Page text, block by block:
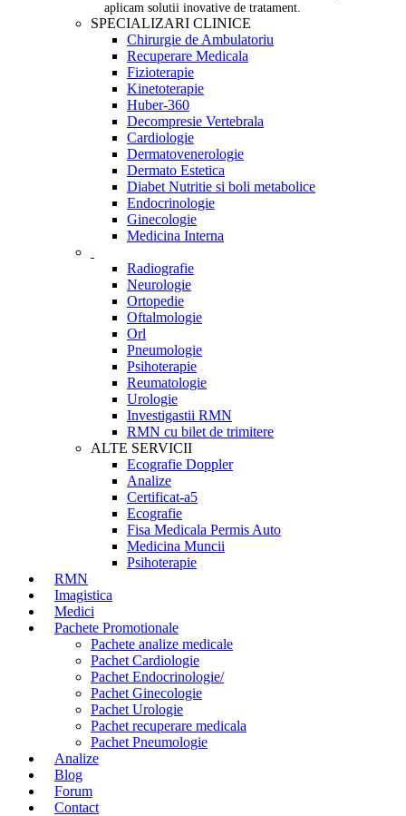
aplicam solutii inovative de tratament.
SPECIALIZARI CLINICE
Chirurgie de Ambulatoriu
Recuperare Medicala
Fizioterapie
Kinetoterapie
Huber-360
Decompresie Vertebrala
Cardiologie
Dermatovenerologie
Dermato Estetica
Diabet Nutritie si boli metabolice
Endocrinologie
Ginecologie
Medicina Interna
Radiografie
Neurologie
Ortopedie
Oftalmologie
Orl
Pneumologie
Psihoterapie
Reumatologie
Urologie
Investigastii RMN
RMN cu bilet de trimitere
ALTE SERVICII
Ecografie Doppler
Analize
Certificat-a5
Ecografie
Fisa Medicala Permis Auto
Medicina Muncii
Psihoterapie
RMN
Imagistica
Medici
Pachete Promotionale
Pachete analize medicale
Pachet Cardiologie
Pachet Endocrinologie/
Pachet Ginecologie
Pachet Urologie
Pachet recuperare medicala
Pachet Pneumologie
Analize
Blog
Forum
Contact